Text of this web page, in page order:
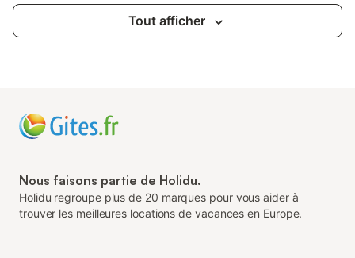
Tout afficher
Nous faisons partie de Holidu.
Holidu regroupe plus de 20 marques pour vous aider à
trouver les meilleures locations de vacances en Europe.